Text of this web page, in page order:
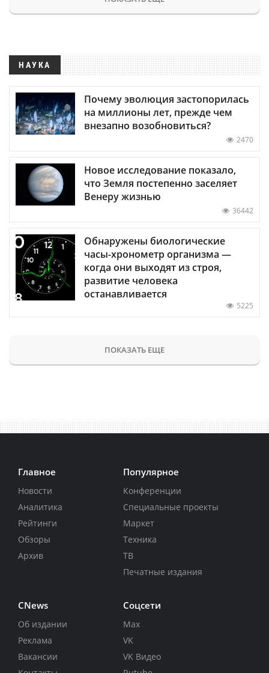
НАУКА
Почему эволюция застопорилась
на миллионы лет, прежде чем
внезапно возобновиться?
2470
Новое исследование показало,
что Земля постепенно заселяет
Венеру жизнью
36442
Обнаружены биологические
часы-хронометр организма —
когда они выходят из строя,
развитие человека
останавливается
5225
ПОКАЗАТЬ ЕЩЕ
Главное
Новости
Аналитика
Рейтинги
Обзоры
Архив
Популярное
Конференции
Специальные проекты
Маркет
Техника
ТВ
Печатные издания
CNews
Об издании
Реклама
Вакансии
Соцсети
Max
VK
VK Видео